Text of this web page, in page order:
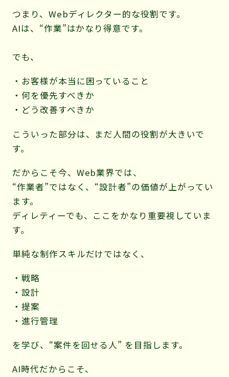
つまり、Webディレクター的な役割です。
AIは、“作業”はかなり得意です。
でも、
・お客様が本当に困っていること
・何を優先すべきか
・どう改善すべきか
こういった部分は、まだ人間の役割が大きいで
す。
だからこそ今、Web業界では、
“作業者”ではなく、“設計者”の価値が上がってい
ます。
ディレティーでも、ここをかなり重要視していま
す。
単純な制作スキルだけではなく、
・戦略
・設計
・提案
・進行管理
を学び、“案件を回せる人” を目指します。
AI時代だからこそ、